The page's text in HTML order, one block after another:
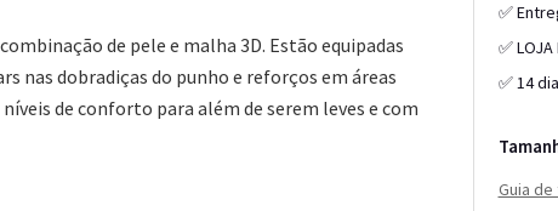
de pele e malha 3D. Estão equipadas
nas dobradiças do punho e reforços em áreas
de conforto para além de serem leves e com
✅
✅ LOJA
✅ 14
Guia de